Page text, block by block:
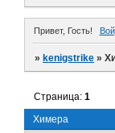
Привет, Гость!
»kenigstrike »
Химера
Страница:1